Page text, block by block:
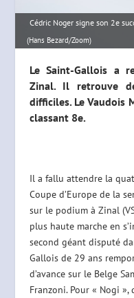
Cédric Noger signe son 2e
(Hans Bezard/Zoom)
Le Saint-Gallois a
Zinal. Il retrouve
difficiles. Le Vaudois
classant 8e.
Il a fallu attendre la
Coupe d’Europe de la
sur le podium à Zinal
plus haute marche en
second géant disputé
Gallois de 29 ans
d’avance sur le Belge
Franzoni. Pour « Nogi